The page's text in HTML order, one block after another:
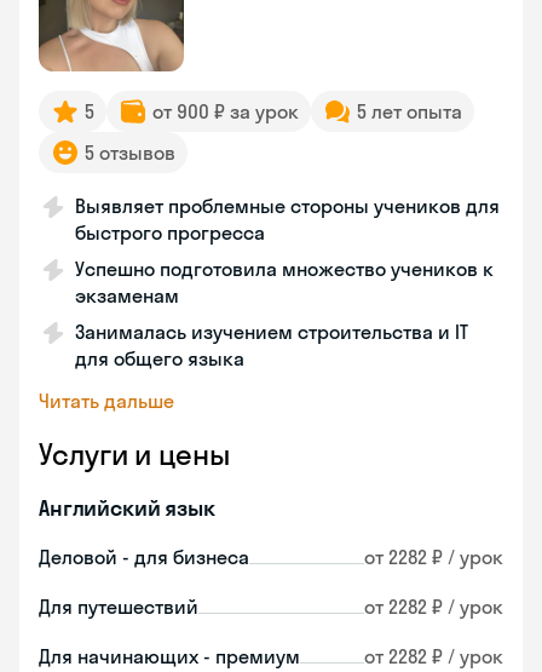
5 от 900 ₽ за урок
5 лет опыта
5 отзывов
Выявляет проблемные стороны учеников для
быстрого прогресса
Успешно подготовила множество учеников к
экзаменам
Занималась изучением строительства и IT
для общего языка
Читать дальше
Услуги и цены
Английский язык
Деловой - для бизнеса от 2282 ₽ / урок
Для путешествий от 2282 ₽ / урок
Для начинающих - премиум от 2282 ₽ / урок